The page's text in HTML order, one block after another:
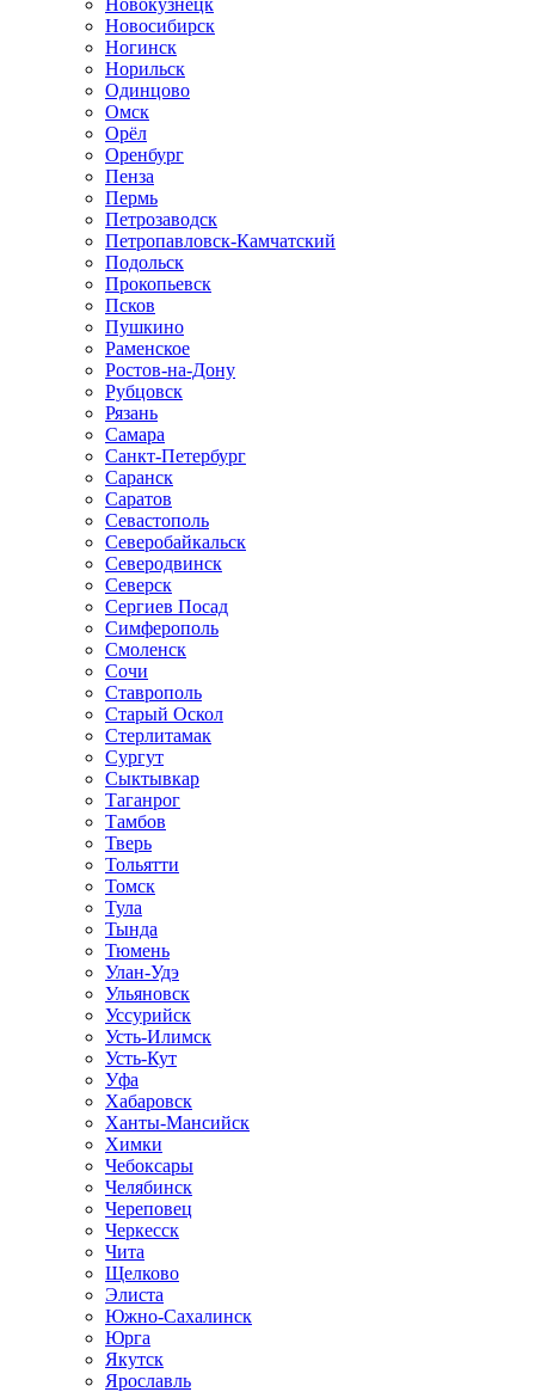
Новосибирск
Ногинск
Норильск
Одинцово
Омск
Орёл
Оренбург
Пенза
Пермь
Петрозаводск
Петропавловск-Камчатский
Подольск
Прокопьевск
Псков
Пушкино
Раменское
Ростов-на-Дону
Рубцовск
Рязань
Самара
Санкт-Петербург
Саранск
Саратов
Севастополь
Северобайкальск
Северодвинск
Северск
Сергиев Посад
Симферополь
Смоленск
Сочи
Ставрополь
Старый Оскол
Стерлитамак
Сургут
Сыктывкар
Таганрог
Тамбов
Тверь
Тольятти
Томск
Тула
Тында
Тюмень
Улан-Удэ
Ульяновск
Уссурийск
Усть-Илимск
Усть-Кут
Уфа
Хабаровск
Ханты-Мансийск
Химки
Чебоксары
Челябинск
Череповец
Черкесск
Чита
Щелково
Элиста
Южно-Сахалинск
Юрга
Якутск
Ярославль